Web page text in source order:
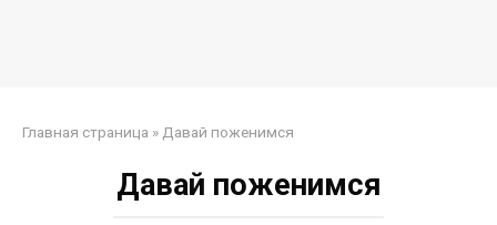
Главная страница » Давай поженимся
Давай поженимся